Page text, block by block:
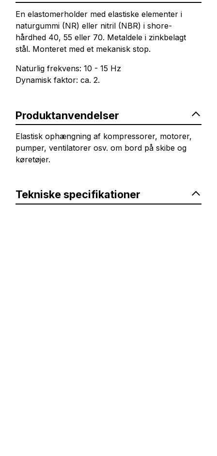
En elastomerholder med elastiske elementer i
naturgummi (NR) eller nitril (NBR) i shore-
hårdhed 40, 55 eller 70. Metaldele i zinkbelagt
stål. Monteret med et mekanisk stop.
Naturlig frekvens: 10 - 15 Hz
Dynamisk faktor: ca. 2.
Produktanvendelser
Elastisk ophængning af kompressorer, motorer,
pumper, ventilatorer osv. om bord på skibe og
køretøjer.
Tekniske specifikationer